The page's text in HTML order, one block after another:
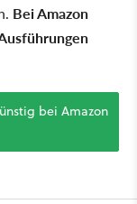
Bei Amazon
bei Amazon